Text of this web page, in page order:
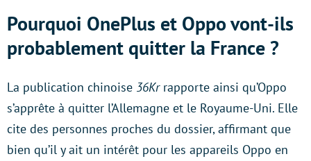
Pourquoi OnePlus et Oppo vont-ils
probablement quitter la France ?
La publication chinoise 36Krrapporte ainsi qu’Oppo
s’apprête à quitter l’Allemagne et le Royaume-Uni. Elle
cite des personnes proches du dossier, affirmant que
bien qu’il y ait un intérêt pour les appareils Oppo en